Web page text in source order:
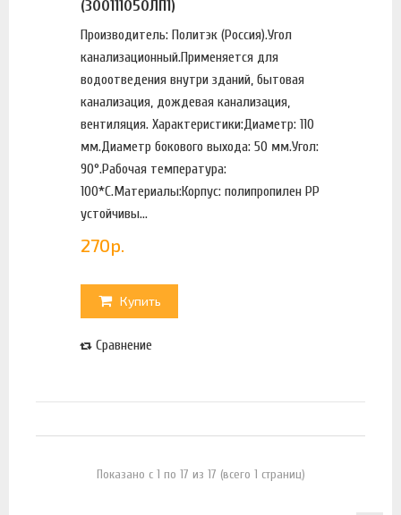
(300111050ЛП1)
Производитель: Политэк (Россия).Угол
канализационный.Применяется для
водоотведения внутри зданий, бытовая
канализация, дождевая канализация,
вентиляция. Характеристики:Диаметр: 110
мм.Диаметр бокового выхода: 50 мм.Угол:
90°.Рабочая температура:
100*С.Материалы:Корпус: полипропилен PP
устойчивы...
270р.
Купить
Сравнение
Показано с 1 по 17 из 17 (всего 1 страниц)